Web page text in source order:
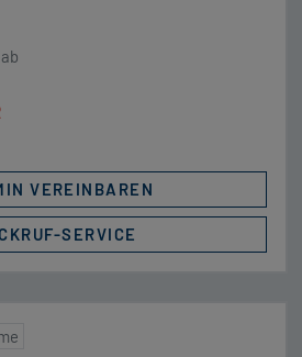
verwendet werden.
mit 2.400 W Kühlleistung für
Kühlung durch Sleep-
am Markt.
Infrarot-Fernbedienug
VEREINBAREN
SERVICE